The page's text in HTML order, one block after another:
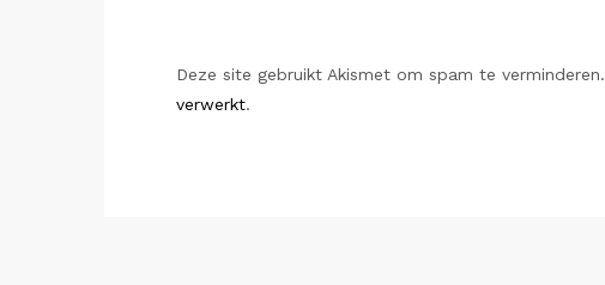
Deze site gebruikt Akismet om spam te verminderen.
verwerkt.